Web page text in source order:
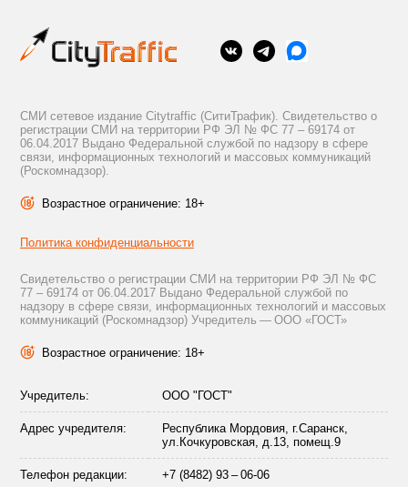
СМИ сетевое издание Citytraffic (СитиТрафик). Свидетельство о
регистрации СМИ на территории РФ ЭЛ № ФС 77 – 69174 от
06.04.2017 Выдано Федеральной службой по надзору в сфере
связи, информационных технологий и массовых коммуникаций
(Роскомнадзор).
Возрастное ограничение: 18+
Политика конфиденциальности
Свидетельство о регистрации СМИ на территории РФ ЭЛ № ФС
77 – 69174 от 06.04.2017 Выдано Федеральной службой по
надзору в сфере связи, информационных технологий и массовых
коммуникаций (Роскомнадзор) Учредитель — ООО «ГОСТ»
Возрастное ограничение: 18+
Учредитель: ООО "ГОСТ"
Адрес учредителя:
Республика Мордовия, г.Саранск,
ул.Кочкуровская, д.13, помещ.9
Телефон редакции: +7 (8482) 93 – 06-06